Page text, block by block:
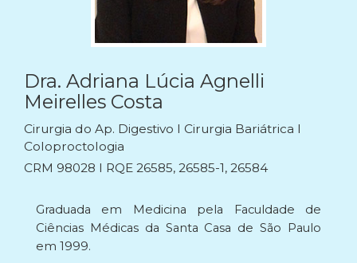
Dra. Adriana Lúcia Agnelli
Meirelles Costa
Cirurgia do Ap. Digestivo I Cirurgia Bariátrica I
Coloproctologia
CRM 98028 I RQE 26585, 26585-1, 26584
Graduada em Medicina pela Faculdade de
Ciências Médicas da Santa Casa de São Paulo
em 1999.